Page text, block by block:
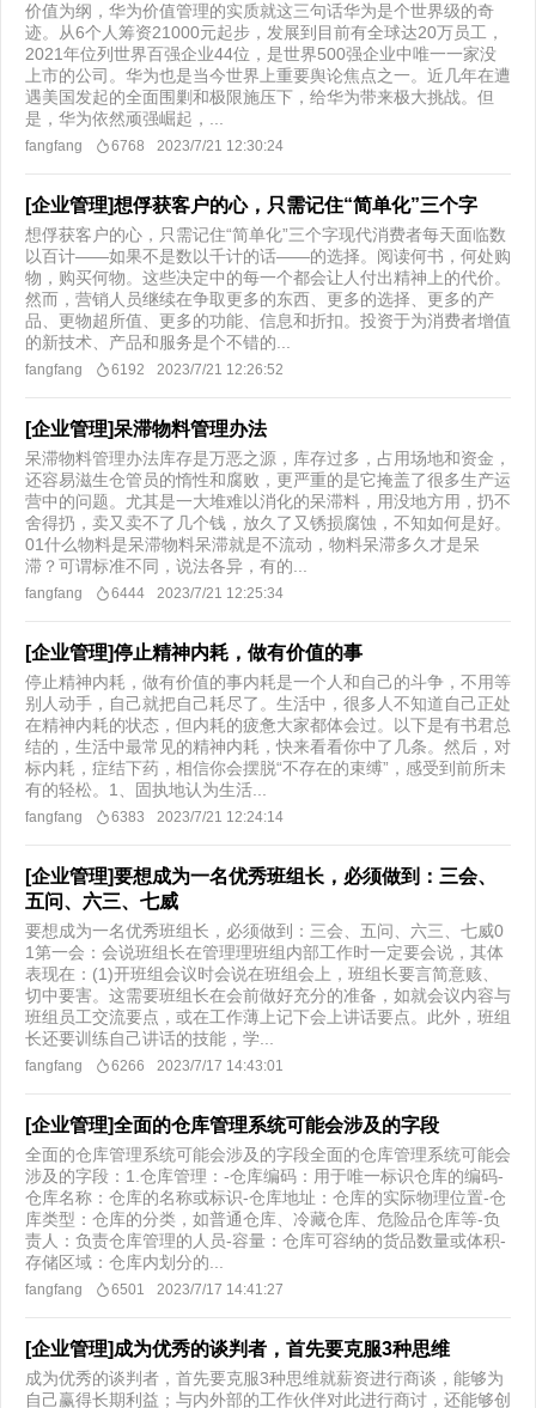
价值为纲，华为价值管理的实质就这三句话华为是个世界级的奇
迹。从6个人筹资21000元起步，发展到目前有全球达20万员工，
2021年位列世界百强企业44位，是世界500强企业中唯一一家没
上市的公司。华为也是当今世界上重要舆论焦点之一。近几年在遭
遇美国发起的全面围剿和极限施压下，给华为带来极大挑战。但
是，华为依然顽强崛起，...
fangfang 6768 2023/7/21 12:30:24
[企业管理]想俘获客户的心，只需记住“简单化”三个字
想俘获客户的心，只需记住“简单化”三个字现代消费者每天面临数
以百计——如果不是数以千计的话——的选择。阅读何书，何处购
物，购买何物。这些决定中的每一个都会让人付出精神上的代价。
然而，营销人员继续在争取更多的东西、更多的选择、更多的产
品、更物超所值、更多的功能、信息和折扣。投资于为消费者增值
的新技术、产品和服务是个不错的...
fangfang 6192 2023/7/21 12:26:52
[企业管理]呆滞物料管理办法
呆滞物料管理办法库存是万恶之源，库存过多，占用场地和资金，
还容易滋生仓管员的惰性和腐败，更严重的是它掩盖了很多生产运
营中的问题。尤其是一大堆难以消化的呆滞料，用没地方用，扔不
舍得扔，卖又卖不了几个钱，放久了又锈损腐蚀，不知如何是好。
01什么物料是呆滞物料呆滞就是不流动，物料呆滞多久才是呆
滞？可谓标准不同，说法各异，有的...
fangfang 6444 2023/7/21 12:25:34
[企业管理]停止精神内耗，做有价值的事
停止精神内耗，做有价值的事内耗是一个人和自己的斗争，不用等
别人动手，自己就把自己耗尽了。生活中，很多人不知道自己正处
在精神内耗的状态，但内耗的疲惫大家都体会过。以下是有书君总
结的，生活中最常见的精神内耗，快来看看你中了几条。然后，对
标内耗，症结下药，相信你会摆脱“不存在的束缚”，感受到前所未
有的轻松。1、固执地认为生活...
fangfang 6383 2023/7/21 12:24:14
[企业管理]要想成为一名优秀班组长，必须做到：三会、
五问、六三、七威
要想成为一名优秀班组长，必须做到：三会、五问、六三、七威0
1第一会：会说班组长在管理理班组内部工作时一定要会说，其体
表现在：(1)开班组会议时会说在班组会上，班组长要言简意赅、
切中要害。这需要班组长在会前做好充分的准备，如就会议内容与
班组员工交流要点，或在工作薄上记下会上讲话要点。此外，班组
长还要训练自己讲话的技能，学...
fangfang 6266 2023/7/17 14:43:01
[企业管理]全面的仓库管理系统可能会涉及的字段
全面的仓库管理系统可能会涉及的字段全面的仓库管理系统可能会
涉及的字段：1.仓库管理：-仓库编码：用于唯一标识仓库的编码-
仓库名称：仓库的名称或标识-仓库地址：仓库的实际物理位置-仓
库类型：仓库的分类，如普通仓库、冷藏仓库、危险品仓库等-负
责人：负责仓库管理的人员-容量：仓库可容纳的货品数量或体积-
存储区域：仓库内划分的...
fangfang 6501 2023/7/17 14:41:27
[企业管理]成为优秀的谈判者，首先要克服3种思维
成为优秀的谈判者，首先要克服3种思维就薪资进行商谈，能够为
自己赢得长期利益；与内外部的工作伙伴对此进行商讨，还能够创